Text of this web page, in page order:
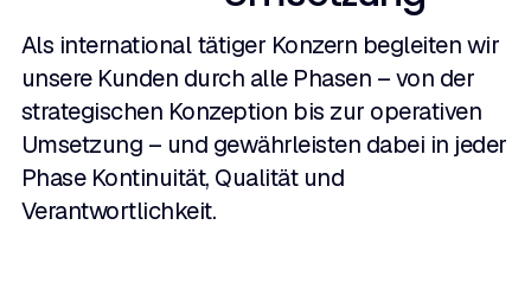
Als international tätiger Konzern begleiten wir
unsere Kunden durch alle Phasen – von der
strategischen Konzeption bis zur operativen
Umsetzung – und gewährleisten dabei in jeder
Phase Kontinuität, Qualität und
Verantwortlichkeit.